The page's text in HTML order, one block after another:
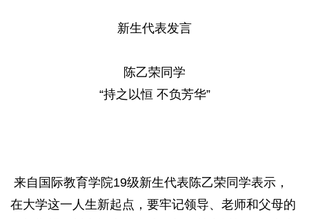
新生代表发言
陈乙荣同学
“持之以恒 不负芳华”
来自国际教育学院19级新生代表陈乙荣同学表示，
在大学这一人生新起点，要牢记领导、老师和父母的